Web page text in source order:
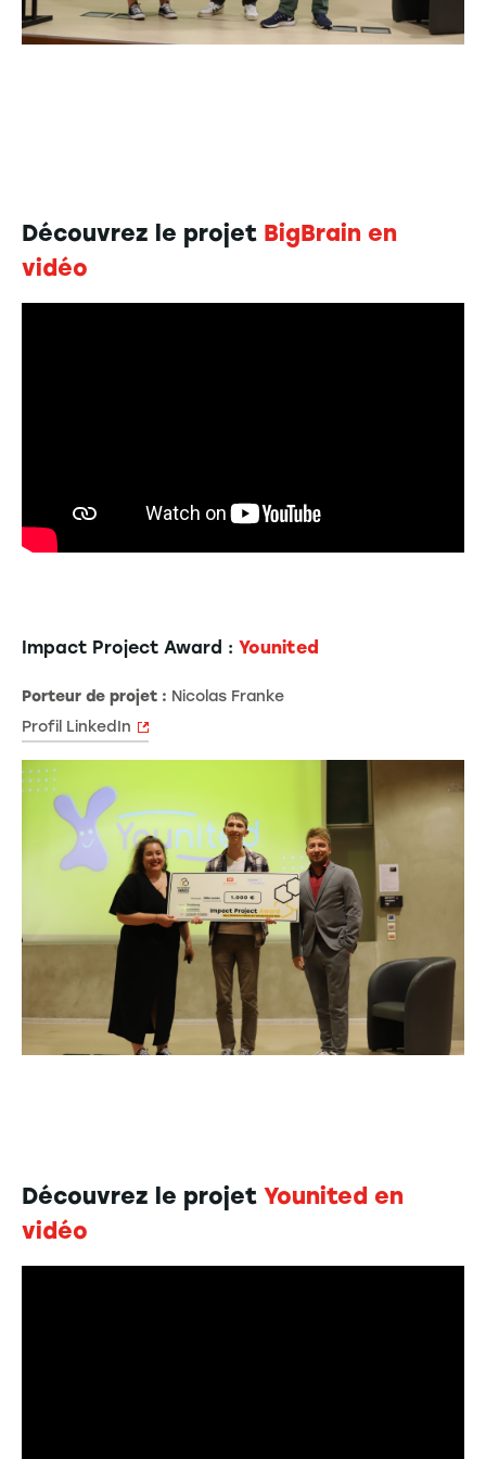
Découvrez le projet BigBrain en
vidéo
Impact Project Award : Younited
Porteur de projet : Nicolas Franke
Profil LinkedIn
Découvrez le projet Younited en
vidéo